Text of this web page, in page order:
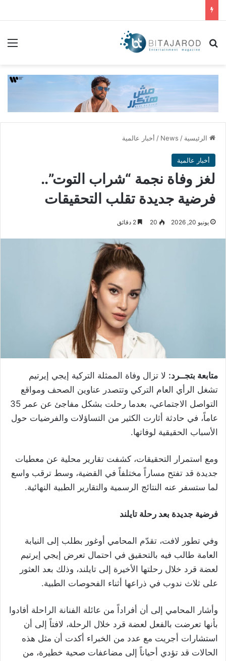
بحث عن
الرئيسية /
News
/ أخبار عالمية
أخبار عالمية
لغز وفاة نجمة “شراب التوت”..
فرضية جديدة تقلب التحقيقات
يونيو 20, 2026 20
متابعة بتجــرد: لا تزال وفاة الممثلة التركية إيجي إيرتيم
تشغل الرأي العام التركي وتتصدر عناوين الصحف ومواقع
التواصل الاجتماعي، بعدما رحلت بشكل مفاجئ عن عمر 35
عاماً، في حادثة أثارت الكثير من التساؤلات والفرضيات حول
الأسباب الحقيقية لوفاتها.
ومع استمرار التحقيقات، كشفت تقارير محلية عن معطيات
جديدة قد تفتح مساراً مختلفاً في القضية، وسط ترقب واسع
لما ستسفر عنه النتائج الرسمية والتقارير الطبية النهائية.
فرضية جديدة بعد رحلة تايلند
وفي تطور لافت، تقدّم المحامي أوغور بطلب إلى النيابة
العامة طالب فيه بالتحقيق في احتمال تعرض إيجي إيرتيم
لعضة قرد خلال رحلتها الأخيرة إلى تايلند، وذلك بعد العثور
على ثلاث ندوب في ذراعها أثناء الفحوصات الطبية.
وأشار المحامي إلى أن أفراداً من عائلة الفنانة الراحلة أفادوا
بأنها تعرضت بالفعل لعضة قرد خلال الرحلة، لافتاً إلى أن
استشارات أجريت مع عدد من الخبراء أكدت أن مثل هذه
الحالات قد تؤدي أحياناً إلى مضاعفات صحية خطيرة، من